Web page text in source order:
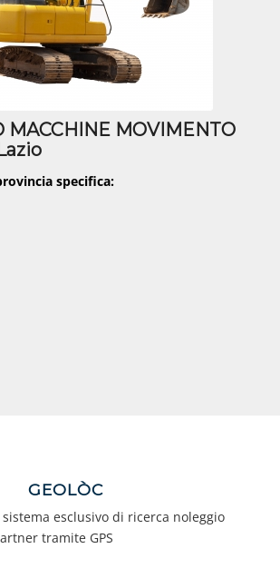
MACCHINE MOVIMENTO
specifica:
GEOLÒC
sistema esclusivo di ricerca noleggio
tramite GPS